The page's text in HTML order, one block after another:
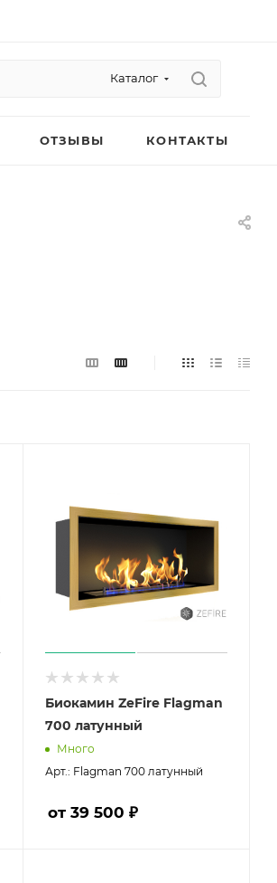
Каталог
ОТЗЫВЫ КОНТАКТЫ
Биокамин ZeFire Flagman
700 латунный
Много
Арт.: Flagman 700 латунный
от 39 500 ₽